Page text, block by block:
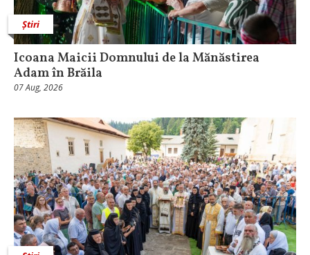
Știri
Icoana Maicii Domnului de la Mănăstirea
Adam în Brăila
07 Aug, 2026